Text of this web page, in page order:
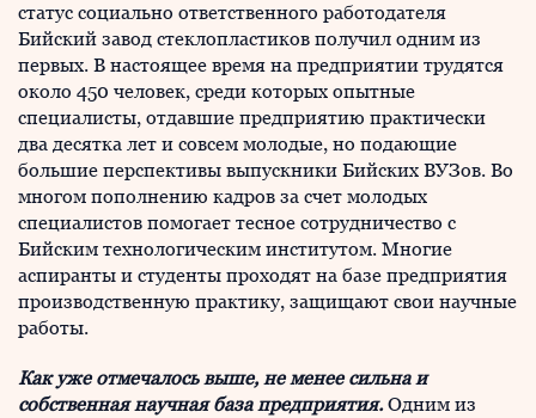
статус социально ответственного работодателя
Бийский завод стеклопластиков получил одним из
первых. В настоящее время на предприятии трудятся
около 450 человек, среди которых опытные
специалисты, отдавшие предприятию практически
два десятка лет и совсем молодые, но подающие
большие перспективы выпускники Бийских ВУЗов. Во
многом пополнению кадров за счет молодых
специалистов помогает тесное сотрудничество с
Бийским технологическим институтом. Многие
аспиранты и студенты проходят на базе предприятия
производственную практику, защищают свои научные
работы.
Как уже отмечалось выше, не менее сильна и
собственная научная база предприятия.Одним из